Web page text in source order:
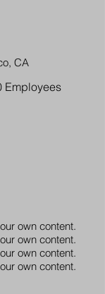
CA
Employees
own content.
own content.
own content.
own content.